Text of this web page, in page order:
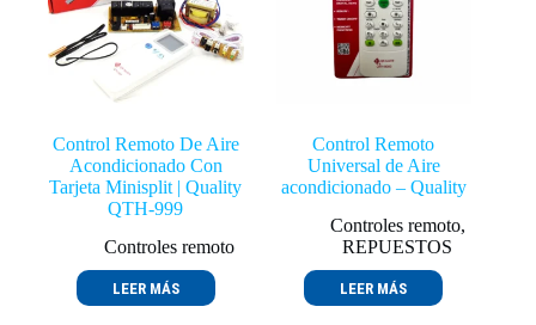
Control Remoto De Aire
Acondicionado Con
Tarjeta Minisplit | Quality
QTH-999
Controles remoto
LEER MÁS
Control Remoto
Universal de Aire
acondicionado – Quality
Controles remoto,
REPUESTOS
LEER MÁS